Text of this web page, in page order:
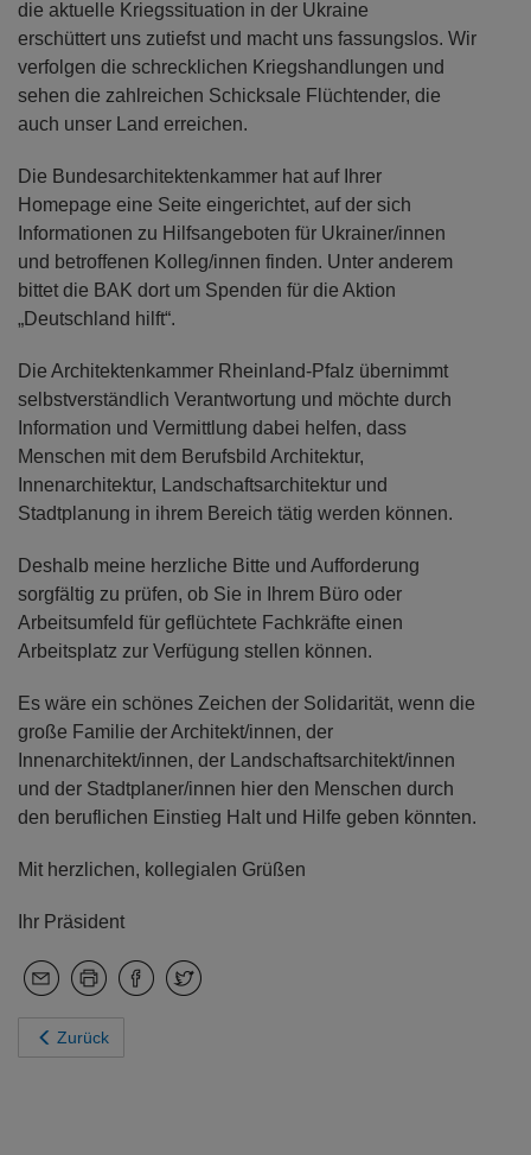
die aktuelle Kriegssituation in der Ukraine
erschüttert uns zutiefst und macht uns fassungslos. Wir
verfolgen die schrecklichen Kriegshandlungen und
sehen die zahlreichen Schicksale Flüchtender, die
auch unser Land erreichen.
Die Bundesarchitektenkammer hat auf Ihrer
Homepage eine Seite eingerichtet, auf der sich
Informationen zu Hilfsangeboten für Ukrainer/innen
und betroffenen Kolleg/innen finden. Unter anderem
bittet die BAK dort um Spenden für die Aktion
„Deutschland hilft“.
Die Architektenkammer Rheinland-Pfalz übernimmt
selbstverständlich Verantwortung und möchte durch
Information und Vermittlung dabei helfen, dass
Menschen mit dem Berufsbild Architektur,
Innenarchitektur, Landschaftsarchitektur und
Stadtplanung in ihrem Bereich tätig werden können.
Deshalb meine herzliche Bitte und Aufforderung
sorgfältig zu prüfen, ob Sie in Ihrem Büro oder
Arbeitsumfeld für geflüchtete Fachkräfte einen
Arbeitsplatz zur Verfügung stellen können.
Es wäre ein schönes Zeichen der Solidarität, wenn die
große Familie der Architekt/innen, der
Innenarchitekt/innen, der Landschaftsarchitekt/innen
und der Stadtplaner/innen hier den Menschen durch
den beruflichen Einstieg Halt und Hilfe geben könnten.
Mit herzlichen, kollegialen Grüßen
Ihr Präsident
Zurück